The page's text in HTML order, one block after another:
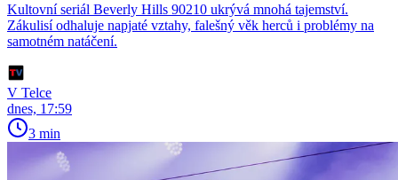
Kultovní seriál Beverly Hills 90210 ukrývá mnohá tajemství.
Zákulisí odhaluje napjaté vztahy, falešný věk herců i problémy na
samotném natáčení.
V Telce
dnes, 17:59
3 min